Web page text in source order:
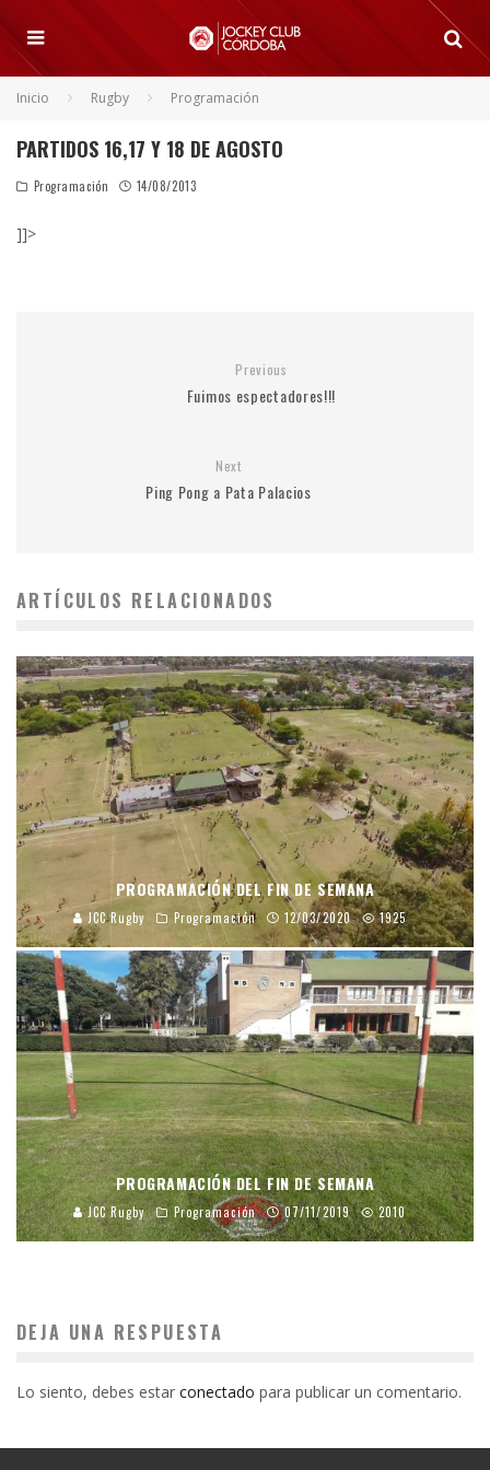
Inicio Rugby Programación
PARTIDOS 16,17 Y 18 DE AGOSTO
Programación 14/08/2013
]]>
Previous
Fuimos espectadores!!!
Next
Ping Pong a Pata Palacios
ARTÍCULOS RELACIONADOS
PROGRAMACIÓN DEL FIN DE SEMANA
JCC Rugby Programación 12/03/2020 1925
PROGRAMACIÓN DEL FIN DE SEMANA
JCC Rugby Programación 07/11/2019 2010
DEJA UNA RESPUESTA
Lo siento, debes estar conectado para publicar un comentario.